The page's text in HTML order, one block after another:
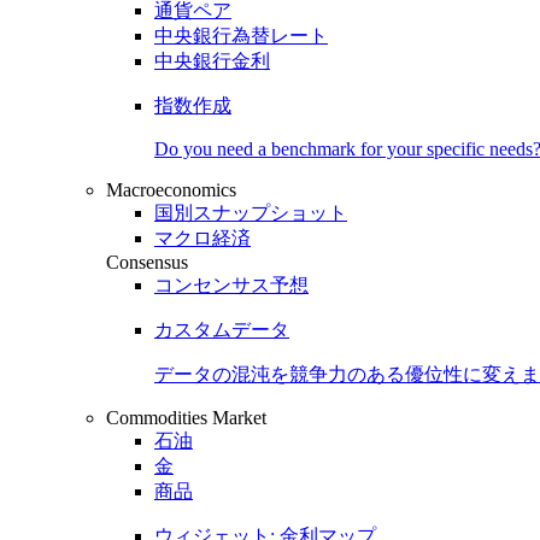
通貨ペア
中央銀行為替レート
中央銀行金利
指数作成
Do you need a benchmark for your specific needs?
Macroeconomics
国別スナップショット
マクロ経済
Consensus
コンセンサス予想
カスタムデータ
データの混沌を競争力のある優位性に変え
Commodities Market
石油
金
商品
ウィジェット: 金利マップ